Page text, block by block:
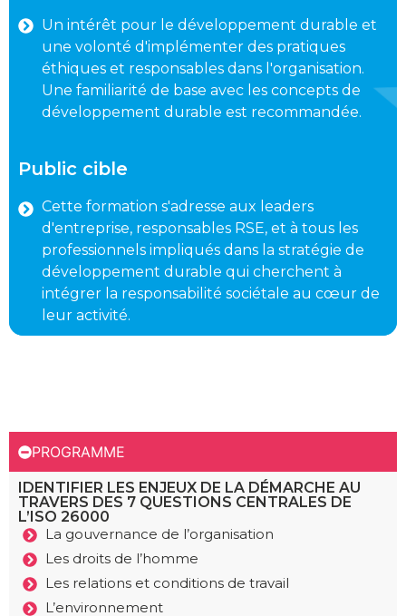
Un intérêt pour le développement durable et
une volonté d'implémenter des pratiques
éthiques et responsables dans l'organisation.
Une familiarité de base avec les concepts de
développement durable est recommandée.
Public cible
Cette formation s'adresse aux leaders
d'entreprise, responsables RSE, et à tous les
professionnels impliqués dans la stratégie de
développement durable qui cherchent à
intégrer la responsabilité sociétale au cœur de
leur activité.
PROGRAMME
IDENTIFIER LES ENJEUX DE LA DÉMARCHE AU
TRAVERS DES 7 QUESTIONS CENTRALES DE
L’ISO 26000
La gouvernance de l’organisation
Les droits de l’homme
Les relations et conditions de travail
L’environnement